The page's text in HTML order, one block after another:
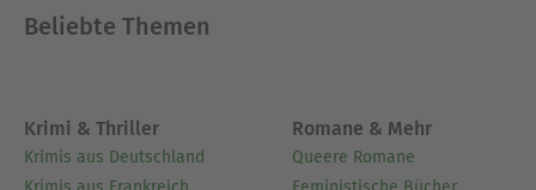
Beliebte Themen
Krimi & Thriller
Krimis aus Deutschland
Romane & Mehr
Queere Romane